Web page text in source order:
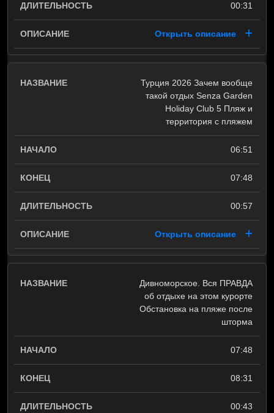
00:31
Открыть описание
Турция 2026 Зачем вообще
такой отдых Senza Garden
Holiday Club 5 Пляж и
территория с пляжем
06:51
07:48
00:57
Открыть описание
Дивноморское. Вся ПРАВДА
об отдыхе на этом курорте
Обстановка на пляже после
шторма
07:48
08:31
00:43